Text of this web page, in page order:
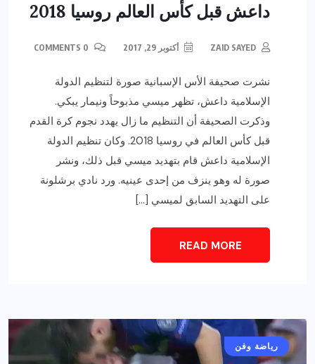
داعش قبل كأس العالم روسيا 2018
ZAID SAYED أكتوبر 29, 2017
نشرت صحيفة الأس الإسبانية صورة لتنظيم الدولة
الإسلامية داعش، تظهر ميسي مذبوحاً ونيمار يبكي.
وذكرت الصحيفة أن التنظيم ما زال يهدد نجوم كرة القدم
قبل كأس العالم في روسيا 2018. وكان تنظيم الدولة
الإسلامية داعش قام بتهديد ميسي قبل ذلك، ونشر
صورة له وهو ينزف من إحدى عينيه. ورد نادي برشلونة
على التهديد السابق لميسي […]
READ MORE
رياضة وفن